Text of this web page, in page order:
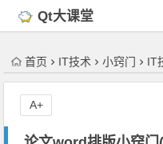
'); })(); Qt大课堂
首页 IT技术 小窍门 IT
A+